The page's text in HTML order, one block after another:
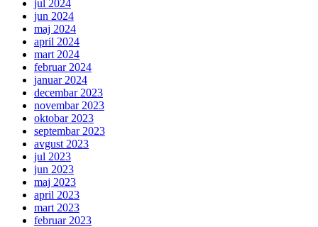
jul 2024
jun 2024
maj 2024
april 2024
mart 2024
februar 2024
januar 2024
decembar 2023
novembar 2023
oktobar 2023
septembar 2023
avgust 2023
jul 2023
jun 2023
maj 2023
april 2023
mart 2023
februar 2023